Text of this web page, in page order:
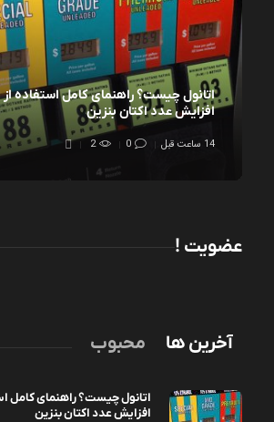
اتانول چیست؟ راهنمای کامل استفاده از
افزایش عدد اکتان بنزین
14 ساعت قبل 0
2
عضویت !
آخرین ها محبوب
اتانول چیست؟ راهنمای کامل
افزایش عدد اکتان بنزین